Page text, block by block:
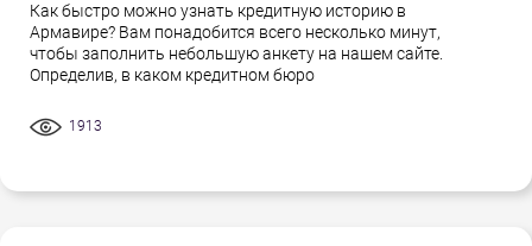
Как быстро можно узнать кредитную историю в
Армавире? Вам понадобится всего несколько минут,
чтобы заполнить небольшую анкету на нашем сайте.
Определив, в каком кредитном бюро
1913